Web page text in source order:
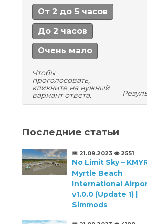
От 2 до 5 часов
До 2 часов
Очень мало
Чтобы
проголосовать,
кликните на нужный
вариант ответа.
Последние статьи
📅 21.09.2023 👁️ 2551
No Limit Sky –
Myrtle Beach
International
v1.0.0 (Update 1) |
Simmods